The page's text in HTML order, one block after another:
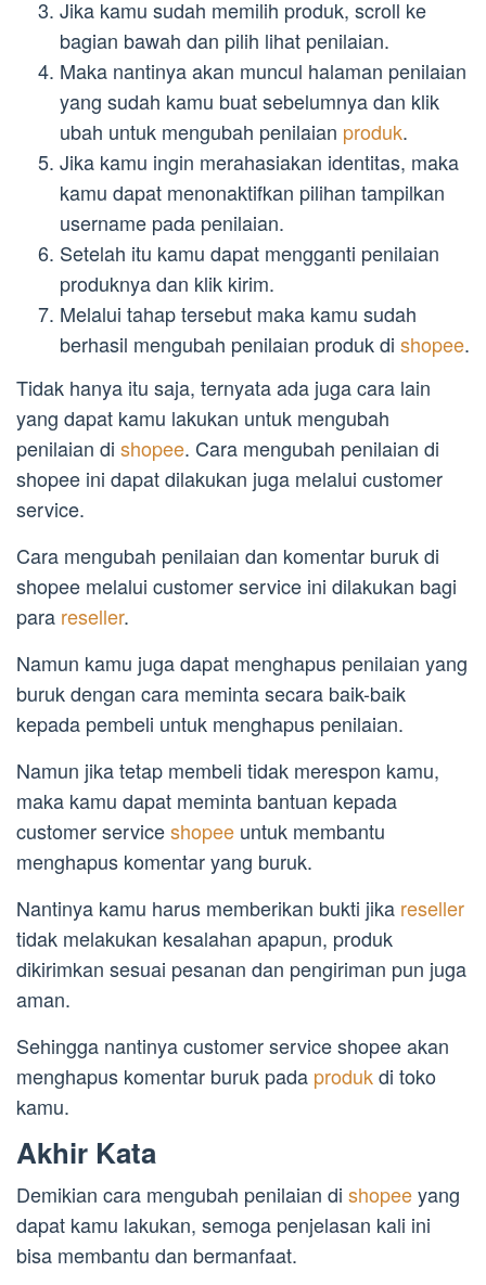
Jika kamu sudah memilih produk, scroll ke
bagian bawah dan pilih lihat penilaian.
Maka nantinya akan muncul halaman penilaian
yang sudah kamu buat sebelumnya dan klik
ubah untuk mengubah penilaian produk.
Jika kamu ingin merahasiakan identitas, maka
kamu dapat menonaktifkan pilihan tampilkan
username pada penilaian.
Setelah itu kamu dapat mengganti penilaian
produknya dan klik kirim.
Melalui tahap tersebut maka kamu sudah
berhasil mengubah penilaian produk di shopee.
Tidak hanya itu saja, ternyata ada juga cara lain
yang dapat kamu lakukan untuk mengubah
penilaian di shopee. Cara mengubah penilaian di
shopee ini dapat dilakukan juga melalui customer
service.
Cara mengubah penilaian dan komentar buruk di
shopee melalui customer service ini dilakukan bagi
para reseller.
Namun kamu juga dapat menghapus penilaian yang
buruk dengan cara meminta secara baik-baik
kepada pembeli untuk menghapus penilaian.
Namun jika tetap membeli tidak merespon kamu,
maka kamu dapat meminta bantuan kepada
customer serviceshopee untuk membantu
menghapus komentar yang buruk.
Nantinya kamu harus memberikan bukti jika reseller
tidak melakukan kesalahan apapun, produk
dikirimkan sesuai pesanan dan pengiriman pun juga
aman.
Sehingga nantinya customer service shopee akan
menghapus komentar buruk pada produkdi toko
kamu.
Akhir Kata
Demikian cara mengubah penilaian di shopeeyang
dapat kamu lakukan, semoga penjelasan kali ini
bisa membantu dan bermanfaat.